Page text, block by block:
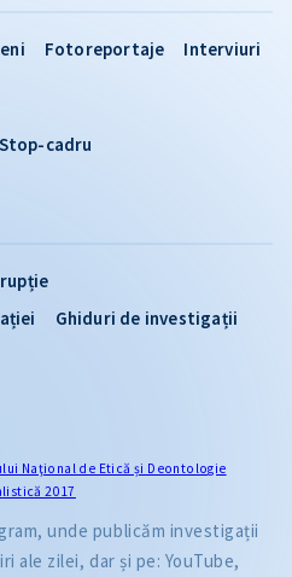
Ghiduri de investigații
Fotoreportaje
Interviuri
Stop-cadru
Naţional de Etică și Deontologie
2017
unde publicăm investigații
ale zilei, dar și pe: YouTube,